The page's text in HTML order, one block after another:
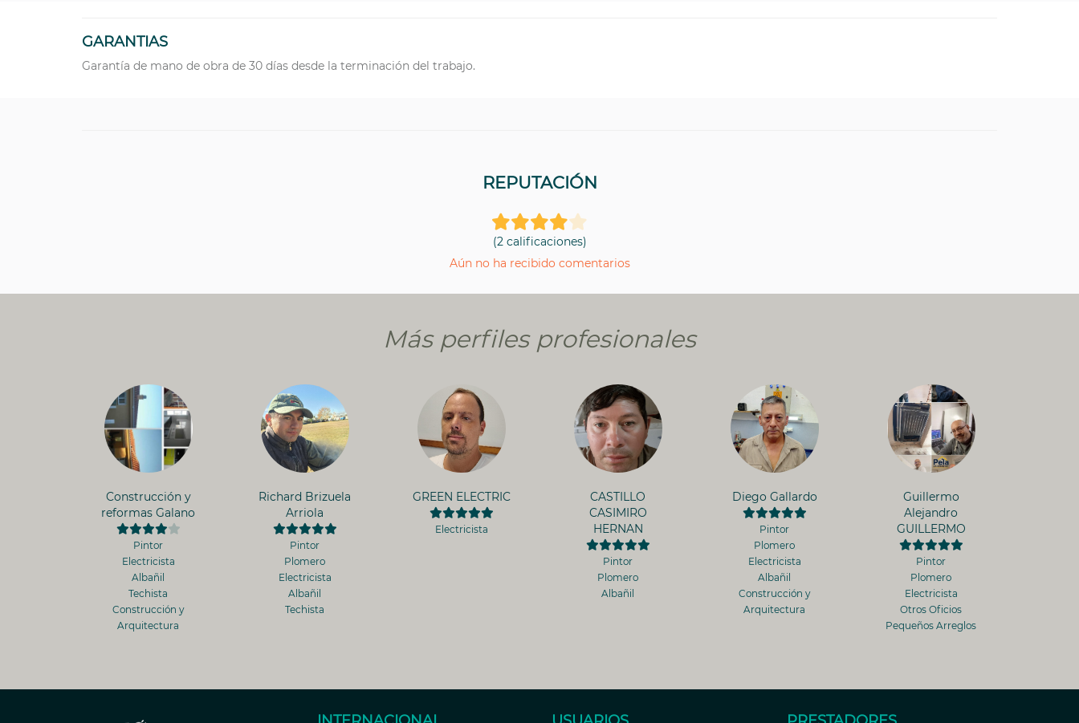
GARANTIAS
Garantía de mano de obra de 30 días desde la terminación del trabajo.
REPUTACIÓN
(2 calificaciones)
Aún no ha recibido comentarios
Más perfiles profesionales
Construcción y
reformas Galano
Pintor
Electricista
Albañil
Techista
Construcción y
Arquitectura
Richard Brizuela
Arriola
Pintor
Plomero
Electricista
Albañil
Techista
GREEN ELECTRIC
Electricista
CASTILLO
CASIMIRO
HERNAN
Pintor
Plomero
Albañil
Diego Gallardo
Pintor
Plomero
Electricista
Albañil
Construcción y
Arquitectura
Guillermo
Alejandro
GUILLERMO
Pintor
Plomero
Electricista
Otros Oficios
Pequeños Arreglos